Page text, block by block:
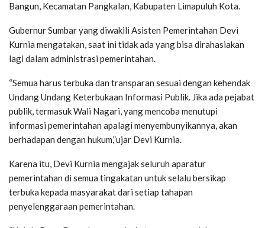
Bangun, Kecamatan Pangkalan, Kabupaten Limapuluh Kota.
Gubernur Sumbar yang diwakili Asisten Pemerintahan Devi
Kurnia mengatakan, saat ini tidak ada yang bisa dirahasiakan
lagi dalam administrasi pemerintahan.
“Semua harus terbuka dan transparan sesuai dengan kehendak
Undang Undang Keterbukaan Informasi Publik. Jika ada pejabat
publik, termasuk Wali Nagari, yang mencoba menutupi
informasi pemerintahan apalagi menyembunyikannya, akan
berhadapan dengan hukum,”ujar Devi Kurnia.
Karena itu, Devi Kurnia mengajak seluruh aparatur
pemerintahan di semua tingakatan untuk selalu bersikap
terbuka kepada masyarakat dari setiap tahapan
penyelenggaraan pemerintahan.